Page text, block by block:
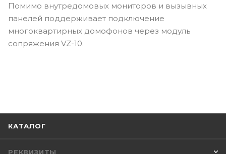
Помимо внутредомовых мониторов и вызывных
панелей поддерживает подключение
многоквартирных домофонов через модуль
сопряжения VZ-10.
КАТАЛОГ
РЕКВИЗИТЫ